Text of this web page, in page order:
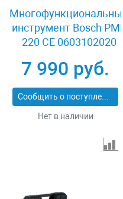
Многофункциональный
инструмент Bosch PMF
220 CE 0603102020
7 990 руб.
Сообщить о поступлении
Нет в наличии